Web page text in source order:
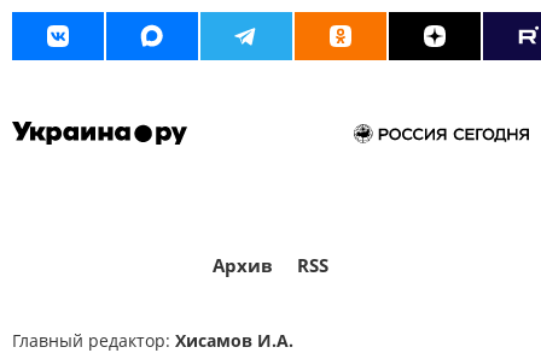
ситуация на Украине золото
Международная политика
Александр Лукашенко
Архив RSS
Главный редактор: Хисамов И.А.